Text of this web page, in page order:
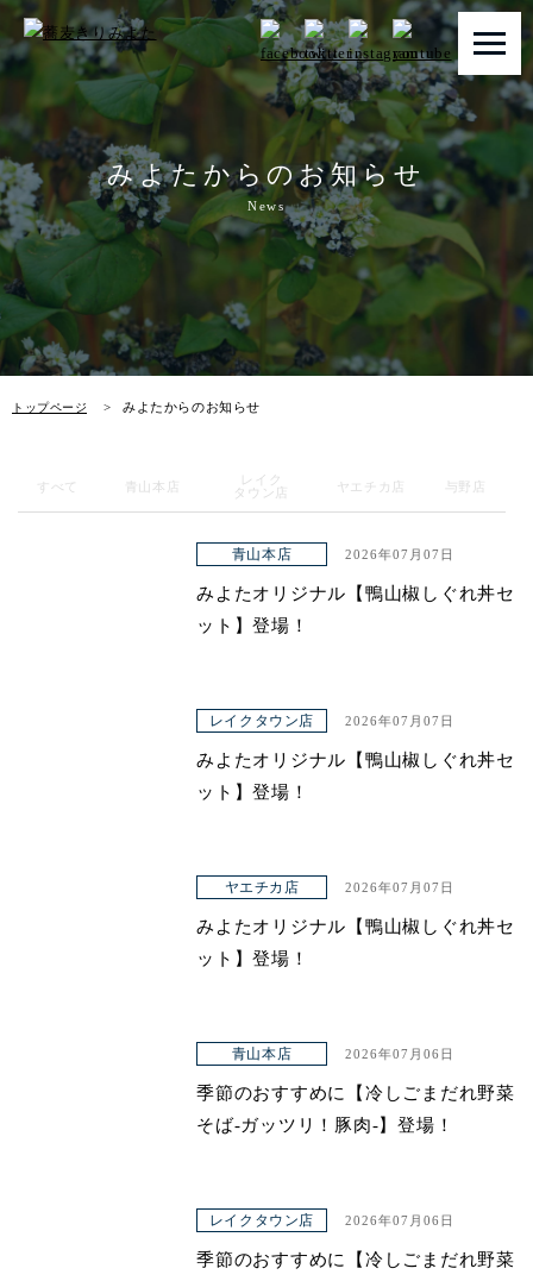
みよたからのお知らせ
News
トップページ みよたからのお知らせ
トップページ
みよたとは
みよたのこだわり
畑だより
メニュー
お知らせ
アクセス
すべて 青山本店
レイク
タウン店
ヤエチカ店 与野店
青山本店 2026年07月07日
みよたオリジナル【鴨山椒しぐれ丼セ
ット】登場！
レイクタウン店 2026年07月07日
みよたオリジナル【鴨山椒しぐれ丼セ
ット】登場！
ヤエチカ店 2026年07月07日
みよたオリジナル【鴨山椒しぐれ丼セ
ット】登場！
青山本店 2026年07月06日
季節のおすすめに【冷しごまだれ野菜
そば-ガッツリ！豚肉-】登場！
レイクタウン店 2026年07月06日
季節のおすすめに【冷しごまだれ野菜